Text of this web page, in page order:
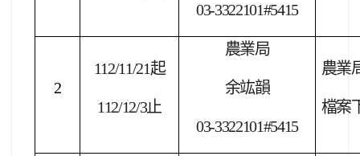
03-3322101#5415
2
112/11/21起
112/12/3止
農業局
余竑韻
03-3322101#5415
農業
檔案